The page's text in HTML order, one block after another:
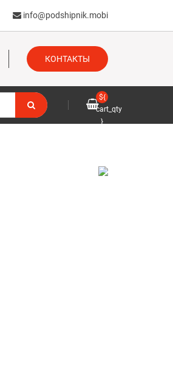
info@podshipnik.mobi
КОНТАКТЫ
${
cart_qty
}